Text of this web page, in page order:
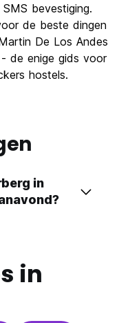
bevestiging.
de beste dingen
De Los Andes
de enige gids voor
hostels.
in
in